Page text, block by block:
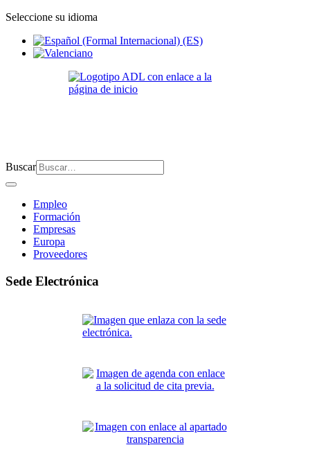
Seleccione su idioma
Buscar
Empleo
Formación
Empresas
Europa
Proveedores
Sede Electrónica